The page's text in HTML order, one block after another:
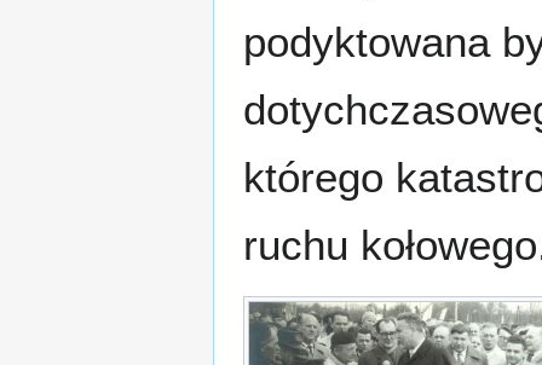
podyktowana
którego
ruchu